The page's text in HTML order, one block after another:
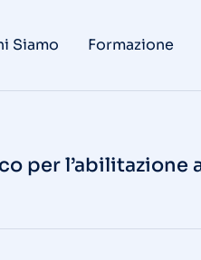
Siamo Formazione
per